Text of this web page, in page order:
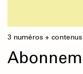
3 numéros + contenus